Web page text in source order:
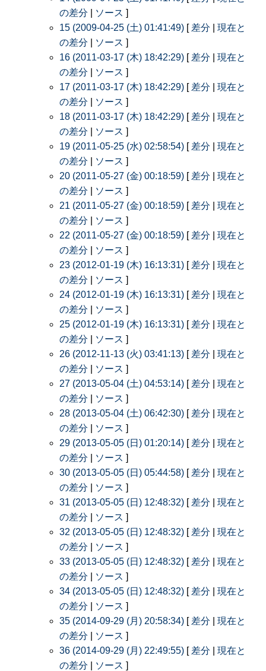
の差分
ソース ]
15 (2009-04-25 (土) 01:41:49) [ 差分
現在と
の差分
ソース ]
16 (2011-03-17 (木) 18:42:29) [ 差分
現在と
の差分
ソース ]
17 (2011-03-17 (木) 18:42:29) [ 差分
現在と
の差分
ソース ]
18 (2011-03-17 (木) 18:42:29) [ 差分
現在と
の差分
ソース ]
19 (2011-05-25 (水) 02:58:54) [ 差分
現在と
の差分
ソース ]
20 (2011-05-27 (金) 00:18:59) [ 差分
現在と
の差分
ソース ]
21 (2011-05-27 (金) 00:18:59) [ 差分
現在と
の差分
ソース ]
22 (2011-05-27 (金) 00:18:59) [ 差分
現在と
の差分
ソース ]
23 (2012-01-19 (木) 16:13:31) [ 差分
現在と
の差分
ソース ]
24 (2012-01-19 (木) 16:13:31) [ 差分
現在と
の差分
ソース ]
25 (2012-01-19 (木) 16:13:31) [ 差分
現在と
の差分
ソース ]
26 (2012-11-13 (火) 03:41:13) [ 差分
現在と
の差分
ソース ]
27 (2013-05-04 (土) 04:53:14) [ 差分
現在と
の差分
ソース ]
28 (2013-05-04 (土) 06:42:30) [ 差分
現在と
の差分
ソース ]
29 (2013-05-05 (日) 01:20:14) [ 差分
現在と
の差分
ソース ]
30 (2013-05-05 (日) 05:44:58) [ 差分
現在と
の差分
ソース ]
31 (2013-05-05 (日) 12:48:32) [ 差分
現在と
の差分
ソース ]
32 (2013-05-05 (日) 12:48:32) [ 差分
現在と
の差分
ソース ]
33 (2013-05-05 (日) 12:48:32) [ 差分
現在と
の差分
ソース ]
34 (2013-05-05 (日) 12:48:32) [ 差分
現在と
の差分
ソース ]
35 (2014-09-29 (月) 20:58:34) [ 差分
現在と
の差分
ソース ]
36 (2014-09-29 (月) 22:49:55) [ 差分
現在と
の差分
ソース ]